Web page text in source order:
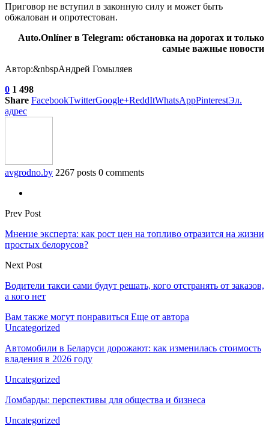
Приговор не вступил в законную силу и может быть
обжалован и опротестован.
Auto.Onlíner в Telegram: обстановка на дорогах и только
самые важные новости
Автор:&nbspАндрей Гомыляев
0 1 498
Share FacebookTwitterGoogle+ReddItWhatsAppPinterestЭл.
адрес
avgrodno.by 2267 posts 0 comments
Prev Post
Мнение эксперта: как рост цен на топливо отразится на жизни
простых белорусов?
Next Post
Водители такси сами будут решать, кого отстранять от заказов,
а кого нет
Вам также могут понравиться Еще от автора
Uncategorized
Автомобили в Беларуси дорожают: как изменилась стоимость
владения в 2026 году
Uncategorized
Ломбарды: перспективы для общества и бизнеса
Uncategorized